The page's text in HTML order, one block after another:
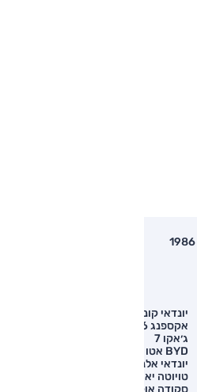
יונדאי קונה
אקספנג G6
ג׳אקו 7
BYD אטו 3
יונדאי אלנטרה
טויוטה יאריס קרוס
סקודה אוקטביה